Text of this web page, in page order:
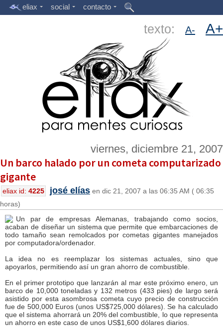
eliax social contacto
texto: A- A+
viernes, diciembre 21, 2007
Un barco halado por un cometa computarizado
gigante
eliax id: 4225 josé elías en dic 21, 2007 a las 06:35 AM ( 06:35
horas)
Un par de empresas Alemanas, trabajando como socios,
acaban de diseñar un sistema que permite que embarcaciones de
todo tamaño sean remolcados por cometas gigantes manejados
por computadora/ordenador.
La idea no es reemplazar los sistemas actuales, sino que
apoyarlos, permitiendo así un gran ahorro de combustible.
En el primer prototipo que lanzarán al mar este próximo enero, un
barco de 10,000 toneladas y 132 metros (433 pies) de largo será
asistido por esta asombrosa cometa cuyo precio de construcción
fue de 500,000 Euros (unos US$725,000 dólares). Se ha calculado
que el sistema ahorrará un 20% del combustible, lo que representa
un ahorro en este caso de unos US$1,600 dólares diarios.